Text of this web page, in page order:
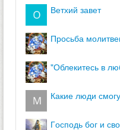
ветхий завет
просьба
"облекитесь в
какие люди
господь бог и сво